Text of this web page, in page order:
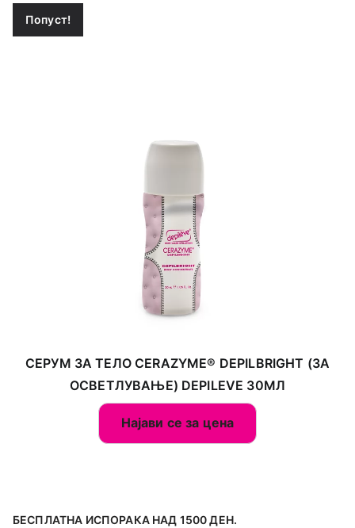
Попуст!
СЕРУМ ЗА ТЕЛО CERAZYME® DEPILBRIGHT (ЗА
ОСВЕТЛУВАЊЕ) DEPILEVE 30МЛ
Најави се за цена
БЕСПЛАТНА ИСПОРАКА НАД 1500 ДЕН.